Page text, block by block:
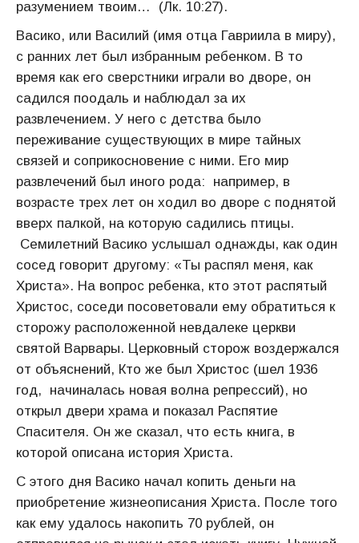
разумением твоим… (Лк. 10:27).
Васико, или Василий (имя отца Гавриила в миру),
с ранних лет был избранным ребенком. В то
время как его сверстники играли во дворе, он
садился поодаль и наблюдал за их
развлечением. У него с детства было
переживание существующих в мире тайных
связей и соприкосновение с ними. Его мир
развлечений был иного рода: например, в
возрасте трех лет он ходил во дворе с поднятой
вверх палкой, на которую садились птицы.
Семилетний Васико услышал однажды, как один
сосед говорит другому: «Ты распял меня, как
Христа». На вопрос ребенка, кто этот распятый
Христос, соседи посоветовали ему обратиться к
сторожу расположенной невдалеке церкви
святой Варвары. Церковный сторож воздержался
от объяснений, Кто же был Христос (шел 1936
год, начиналась новая волна репрессий), но
открыл двери храма и показал Распятие
Спасителя. Он же сказал, что есть книга, в
которой описана история Христа.
С этого дня Васико начал копить деньги на
приобретение жизнеописания Христа. После того
как ему удалось накопить 70 рублей, он